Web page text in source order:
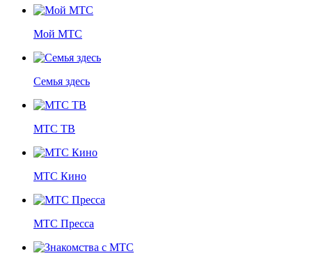
Мой МТС
Семья здесь
МТС ТВ
МТС Кино
МТС Пресса